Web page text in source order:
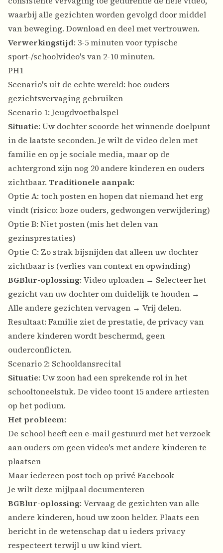
waarbij alle gezichten worden gevolgd door middel
van beweging. Download en deel met vertrouwen.
Verwerkingstijd: 3-5 minuten voor typische
sport-/schoolvideo's van 2-10 minuten.
PH1
Scenario's uit de echte wereld: hoe ouders
gezichtsvervaging gebruiken
Scenario 1: Jeugdvoetbalspel
Situatie: Uw dochter scoorde het winnende doelpunt
in de laatste seconden. Je wilt de video delen met
familie en op je sociale media, maar op de
achtergrond zijn nog 20 andere kinderen en ouders
zichtbaar. Traditionele aanpak:
Optie A: toch posten en hopen dat niemand het erg
vindt (risico: boze ouders, gedwongen verwijdering)
Optie B: Niet posten (mis het delen van
gezinsprestaties)
Optie C: Zo strak bijsnijden dat alleen uw dochter
zichtbaar is (verlies van context en opwinding)
BGBlur-oplossing: Video uploaden → Selecteer het
gezicht van uw dochter om duidelijk te houden →
Alle andere gezichten vervagen → Vrij delen.
Resultaat: Familie ziet de prestatie, de privacy van
andere kinderen wordt beschermd, geen
ouderconflicten.
Scenario 2: Schooldansrecital
Situatie: Uw zoon had een sprekende rol in het
schooltoneelstuk. De video toont 15 andere artiesten
op het podium.
Het probleem:
De school heeft een e-mail gestuurd met het verzoek
aan ouders om geen video's met andere kinderen te
plaatsen
Maar iedereen post toch op privé Facebook
Je wilt deze mijlpaal documenteren
BGBlur-oplossing: Vervaag de gezichten van alle
andere kinderen, houd uw zoon helder. Plaats een
bericht in de wetenschap dat u ieders privacy
respecteert terwijl u uw kind viert.